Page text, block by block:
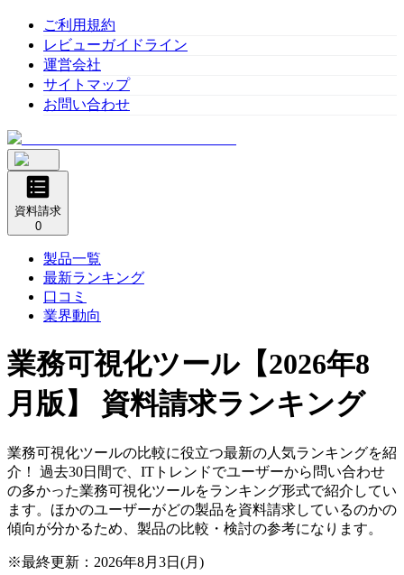
ご利用規約
レビューガイドライン
運営会社
サイトマップ
お問い合わせ
資料請求
0
製品一覧
最新ランキング
口コミ
業界動向
業務可視化ツール【2026年8
月版】 資料請求ランキング
業務可視化ツールの比較に役立つ最新の人気ランキングを紹
介！ 過去30日間で、ITトレンドでユーザーから問い合わせ
の多かった業務可視化ツールをランキング形式で紹介してい
ます。ほかのユーザーがどの製品を資料請求しているのかの
傾向が分かるため、製品の比較・検討の参考になります。
※最終更新： 2026年8月3日(月)